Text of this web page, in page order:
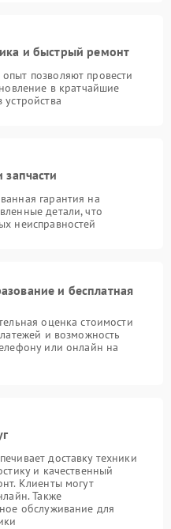
и быстрый ремонт
позволяют провести
в кратчайшие
запчасти
гарантия на
детали, что
неисправностей
и бесплатная
оценка стоимости
и возможность
или онлайн на
доставку техники
и качественный
Клиенты могут
Также
обслуживание для